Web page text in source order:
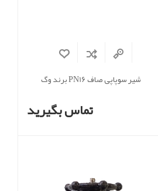
شیر سوپاپی صاف PN16 برند وگ
تماس بگیرید